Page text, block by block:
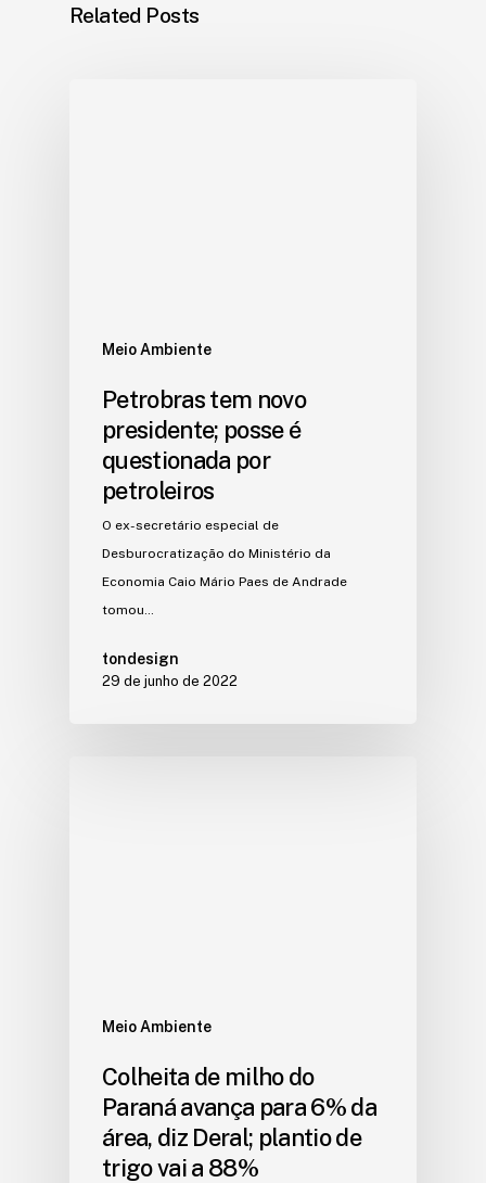
Related Posts
Meio Ambiente
Petrobras tem novo
presidente; posse é
questionada por
petroleiros
O ex-secretário especial de
Desburocratização do Ministério da
Economia Caio Mário Paes de Andrade
tomou…
tondesign
29 de junho de 2022
Meio Ambiente
Colheita de milho do
Paraná avança para 6% da
área, diz Deral; plantio de
trigo vai a 88%